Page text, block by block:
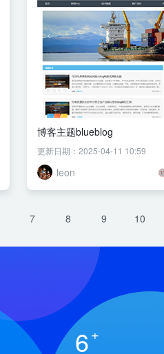
博客主题blueblog
更新日期：2025-04-11 10:59
leon
7 8 9 10
6+